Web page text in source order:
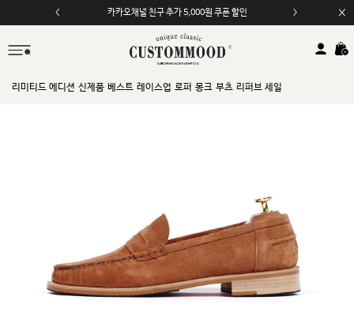
카카오채널 친구 추가 5,000원 쿠폰 할인
리미티드 에디션 신제품 베스트 레이스업 로퍼 몽크 부츠 리퍼브 세일